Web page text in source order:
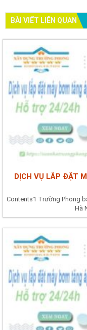
BÀI VIẾT LIÊN QUAN
DỊCH VỤ LẮP ĐẶT
Contents1 Trường Phong
Hà